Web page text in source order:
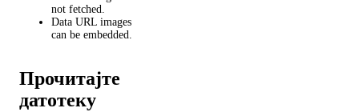
not fetched.
Data URL images
can be embedded.
Прочитајте
датотеку